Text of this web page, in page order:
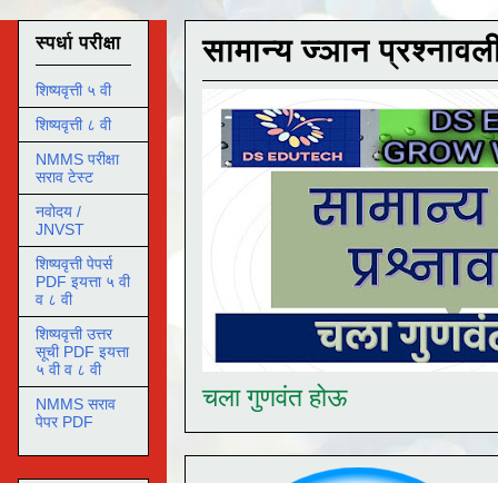
सामान्य ज्ञान
चला गुणवंत होऊ
स्पर्धा परीक्षा
शिष्यवृत्ती ५ वी
शिष्यवृत्ती ८ वी
NMMS परीक्षा
सराव टेस्ट
नवोदय /
JNVST
शिष्यवृत्ती पेपर्स
PDF इयत्ता ५ वी
व ८ वी
शिष्यवृत्ती उत्तर
सूची PDF इयत्ता
५ वी व ८ वी
NMMS सराव
पेपर PDF